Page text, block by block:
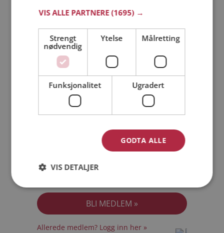
Bli medlem gratis!
Jeg er en: Mann Kvinne
Min alder:
Jeg akseptererMedlemsvilkårene
Allerede medlem? Logg inn her »
VIS ALLE PARTNERE(1695) →
Strengt
nødvendig
Ytelse Målretting
Funksjonalitet Ugradert
GODTA ALLE
VIS DETALJER